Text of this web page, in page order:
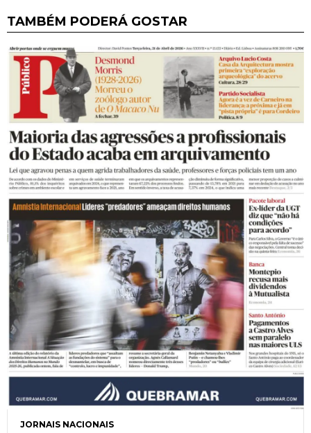
TAMBÉM PODERÁ GOSTAR
JORNAIS NACIONAIS